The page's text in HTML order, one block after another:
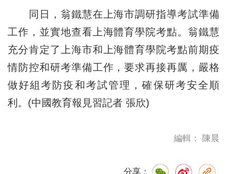
同日，翁鐵慧在上海市調研指導考試準備
工作，並實地查看上海體育學院考點。翁鐵慧
充分肯定了上海市和上海體育學院考點前期疫
情防控和研考準備工作，要求再接再厲，嚴格
做好組考防疫和考試管理，確保研考安全順
利。(中國教育報見習記者 張欣)
編輯： 陳晨
分享：